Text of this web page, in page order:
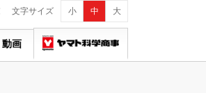
文字サイズ 小 中 大
動画